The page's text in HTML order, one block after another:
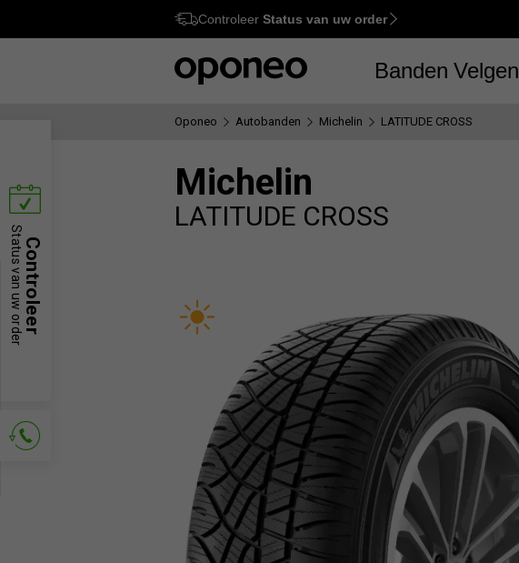
Ctrl M
Controleer Status van uw order
Banden Velgen
Oponeo Autobanden Michelin LATITUDE CROSS
Michelin
LATITUDE CROSS
Controleer
Status van uw order